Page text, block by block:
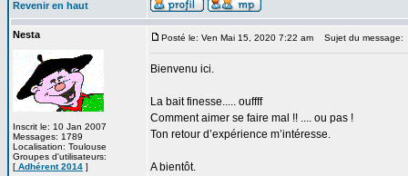
Revenir en haut
Nesta
Inscrit le: 10 Jan 2007
Messages: 1789
Localisation: Toulouse
Groupes d'utilisateurs:
[ Adhérent 2014 ]
Posté le: Ven Mai 15, 2020 7:22 am Sujet du message:
Bienvenu ici.
La bait finesse..... ouffff
Comment aimer se faire mal !! .... ou pas !
Ton retour d’expérience m’intéresse.
A bientôt.